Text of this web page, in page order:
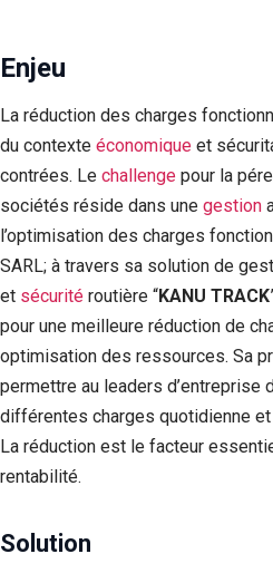
Enjeu
La réduction des charges
du contexte économique et
contrées. Le challenge pour la
sociétés réside dans une gestion
l’optimisation des charges
SARL; à travers sa solution de
et sécurité routière “KANU TRACK
pour une meilleure réduction de
optimisation des ressources. Sa
permettre au leaders d’entreprise
différentes charges quotidienne
La réduction est le facteur
rentabilité.
Solution